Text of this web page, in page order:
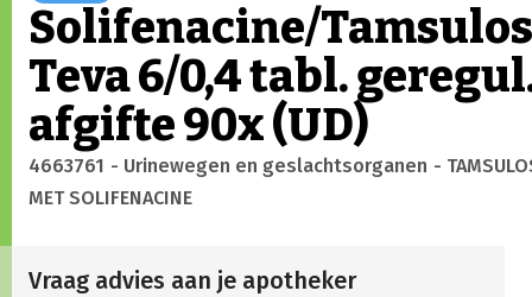
Solifenacine/
Teva 6/0,4 tabl.
afgifte 90x (UD)
4663761 - Urinewegen en geslachtsorganen -
MET SOLIFENACINE
Vraag advies aan je apotheker